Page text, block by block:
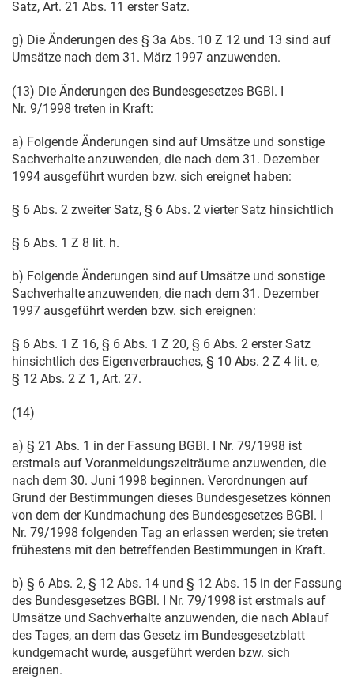
Satz, Art. 21 Abs. 11 erster Satz.
g) Die Änderungen des § 3a Abs. 10 Z 12 und 13 sind auf
Umsätze nach dem 31. März 1997 anzuwenden.
(13) Die Änderungen des Bundesgesetzes BGBl. I
Nr. 9/1998 treten in Kraft:
a) Folgende Änderungen sind auf Umsätze und sonstige
Sachverhalte anzuwenden, die nach dem 31. Dezember
1994 ausgeführt wurden bzw. sich ereignet haben:
§ 6 Abs. 2 zweiter Satz, § 6 Abs. 2 vierter Satz hinsichtlich
§ 6 Abs. 1 Z 8 lit. h.
b) Folgende Änderungen sind auf Umsätze und sonstige
Sachverhalte anzuwenden, die nach dem 31. Dezember
1997 ausgeführt werden bzw. sich ereignen:
§ 6 Abs. 1 Z 16, § 6 Abs. 1 Z 20, § 6 Abs. 2 erster Satz
hinsichtlich des Eigenverbrauches, § 10 Abs. 2 Z 4 lit. e,
§ 12 Abs. 2 Z 1, Art. 27.
(14)
a) § 21 Abs. 1 in der Fassung BGBl. I Nr. 79/1998 ist
erstmals auf Voranmeldungszeiträume anzuwenden, die
nach dem 30. Juni 1998 beginnen. Verordnungen auf
Grund der Bestimmungen dieses Bundesgesetzes können
von dem der Kundmachung des Bundesgesetzes BGBl. I
Nr. 79/1998 folgenden Tag an erlassen werden; sie treten
frühestens mit den betreffenden Bestimmungen in Kraft.
b) § 6 Abs. 2, § 12 Abs. 14 und § 12 Abs. 15 in der Fassung
des Bundesgesetzes BGBl. I Nr. 79/1998 ist erstmals auf
Umsätze und Sachverhalte anzuwenden, die nach Ablauf
des Tages, an dem das Gesetz im Bundesgesetzblatt
kundgemacht wurde, ausgeführt werden bzw. sich
ereignen.